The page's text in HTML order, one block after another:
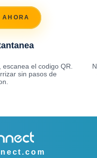
AHORA
el codigo QR.
sin pasos de